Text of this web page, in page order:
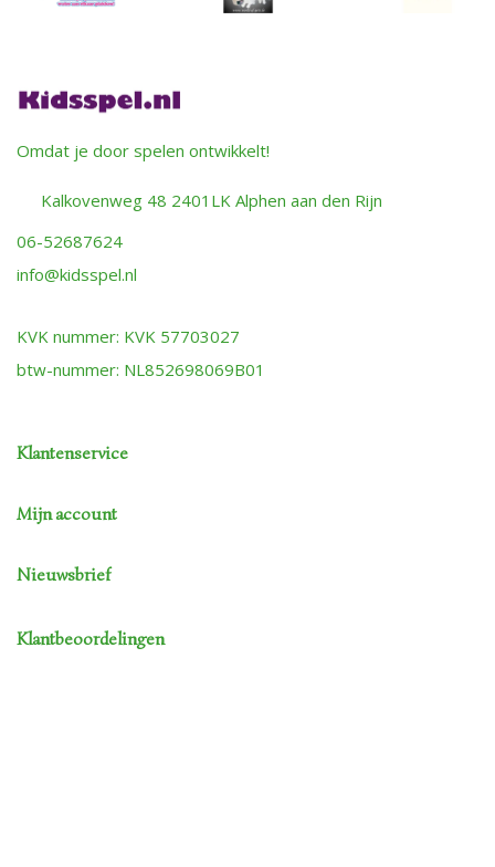
Omdat je door spelen ontwikkelt!
Kalkovenweg 48 2401LK Alphen aan den Rijn
06-52687624
info@kidsspel.nl
KVK nummer: KVK 57703027
btw-nummer: NL852698069B01
Klantenservice
Mijn account
Nieuwsbrief
Klantbeoordelingen